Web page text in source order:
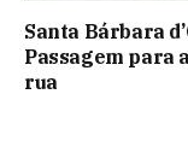
Santa Bárbara
Passagem para
rua